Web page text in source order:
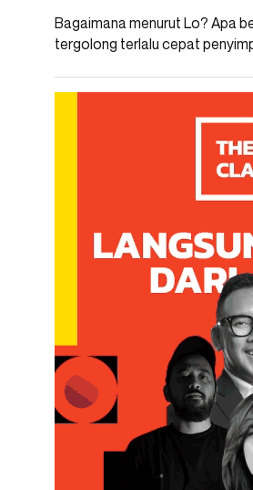
Bagaimana menurut Lo? Apa
tergolong terlalu cepat